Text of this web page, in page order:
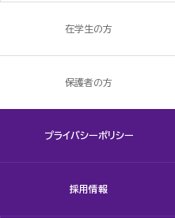
在学生の方
保護者の方
プライバシーポリシー
採用情報